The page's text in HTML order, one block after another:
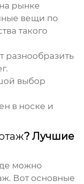
рынке
вещи по
такого
разнообразить
выбор
в носке и
? Лучшие
можно
. Вот основные